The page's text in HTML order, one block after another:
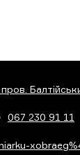
пров.
067 230 91 11